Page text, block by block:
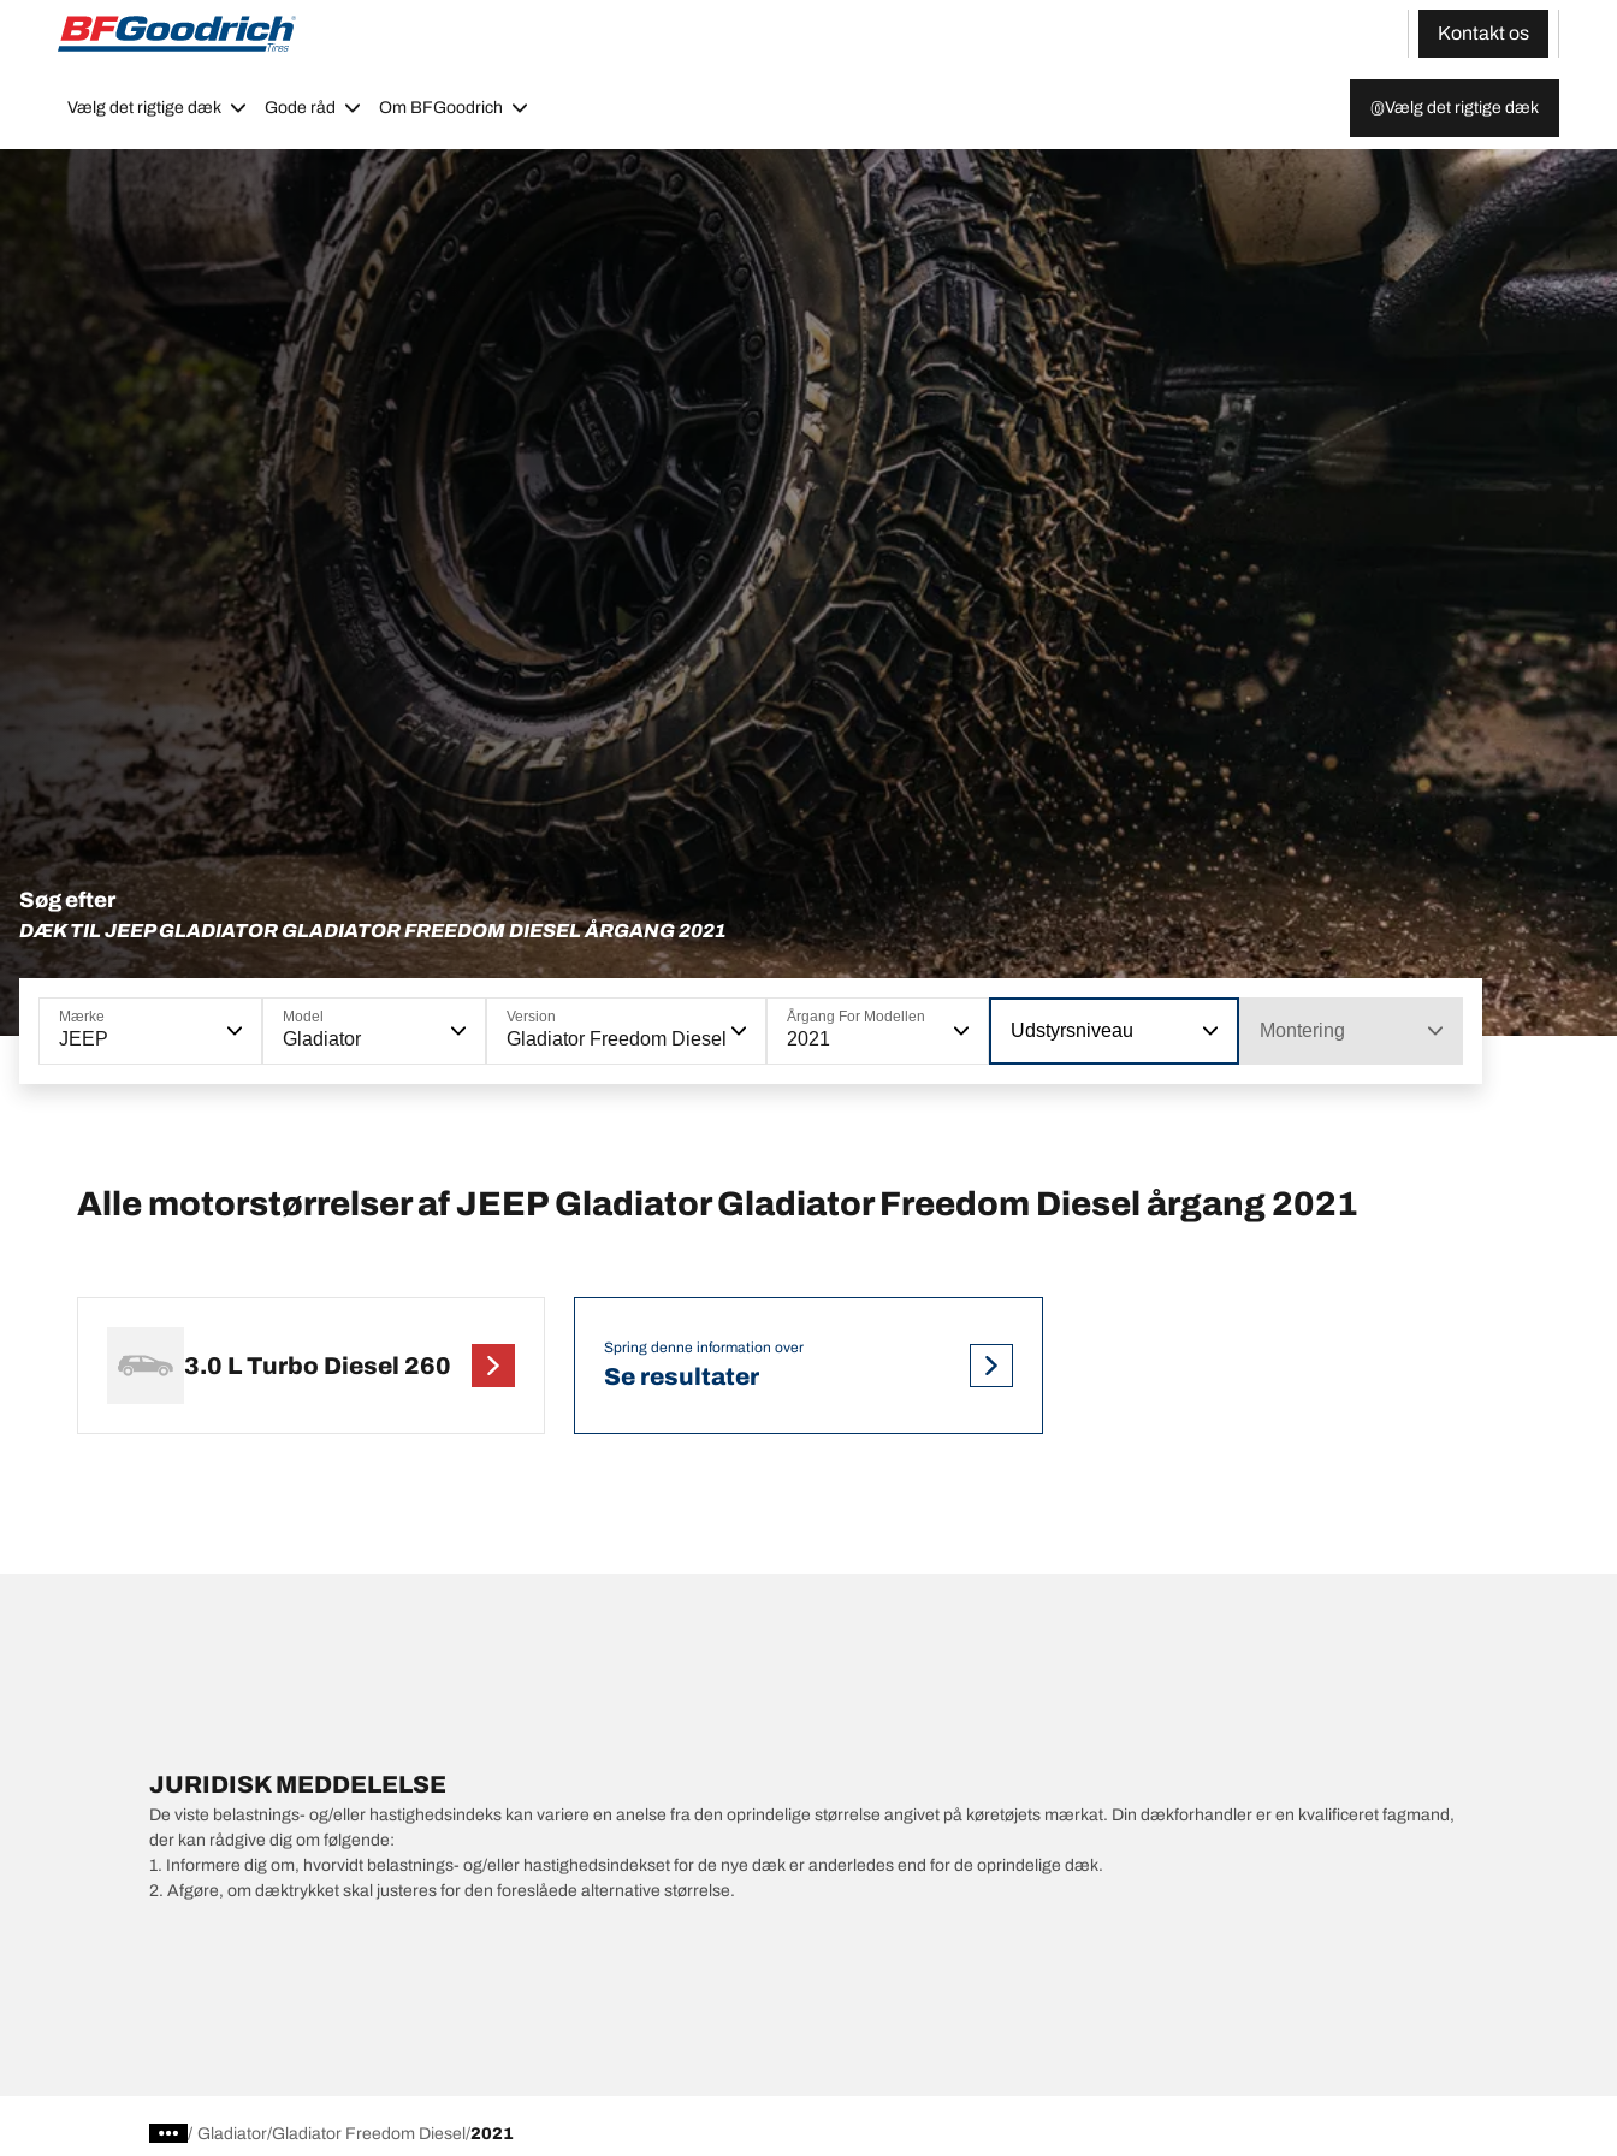
Go to page content
Go to page navigation
Kontakt os
Vælg det rigtige dæk Gode råd Om BFGoodrich Vælg det rigtige dæk
Søg efter
DÆK TIL JEEP GLADIATOR GLADIATOR FREEDOM DIESEL ÅRGANG 2021
Mærke
JEEP
Model
Gladiator
Version
Gladiator Freedom Diesel
Årgang For Modellen
2021 Udstyrsniveau Montering
Alle motorstørrelser af JEEP Gladiator Gladiator Freedom Diesel årgang 2021
3.0 L Turbo Diesel 260
Spring denne information over
Se resultater
JURIDISK MEDDELELSE
De viste belastnings- og/eller hastighedsindeks kan variere en anelse fra den oprindelige størrelse angivet på køretøjets mærkat. Din dækforhandler er en kvalificeret fagmand,
der kan rådgive dig om følgende:
1. Informere dig om, hvorvidt belastnings- og/eller hastighedsindekset for de nye dæk er anderledes end for de oprindelige dæk.
2. Afgøre, om dæktrykket skal justeres for den foreslåede alternative størrelse.
/ Gladiator Gladiator Freedom Diesel 2021